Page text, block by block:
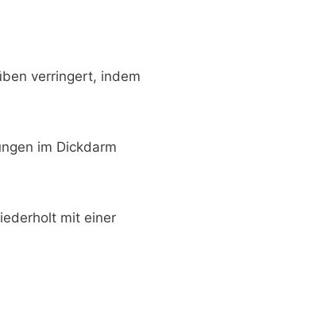
verringert, indem
im Dickdarm
mit einer